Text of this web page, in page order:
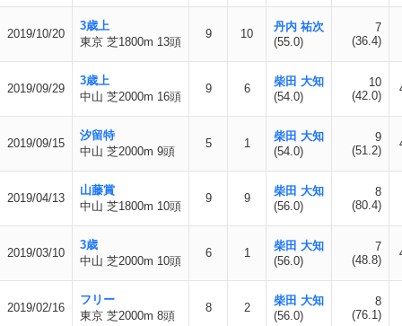
2019/10/20
3歳上
東京 芝1800m 13頭
9 10
丹内 祐次
(55.0)
7
(36.4)
2019/09/29
3歳上
中山 芝2000m 16頭
9 6
柴田 大知
(54.0)
10
(42.0)
2019/09/15
汐留特
中山 芝2000m 9頭
5 1
柴田 大知
(54.0)
9
(51.2)
2019/04/13
山藤賞
中山 芝1800m 10頭
9 9
柴田 大知
(56.0)
8
(80.4)
2019/03/10
3歳
中山 芝2000m 10頭
6 1
柴田 大知
(56.0)
7
(48.8)
2019/02/16
フリー
東京 芝2000m 8頭
8 2
柴田 大知
(56.0)
8
(76.1)